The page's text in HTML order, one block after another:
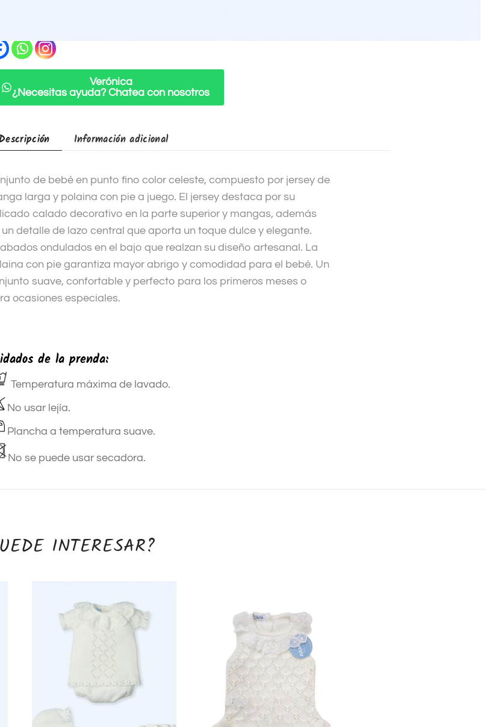
Verónica
¿Necesitas ayuda? Chatea con nosotros
Descripción Información adicional
de bebé en punto fino color celeste, compuesto por jersey de
larga y polaina con pie a juego. El jersey destaca por su
calado decorativo en la parte superior y mangas, además
detalle de lazo central que aporta un toque dulce y elegante.
ondulados en el bajo que realzan su diseño artesanal. La
con pie garantiza mayor abrigo y comodidad para el bebé. Un
suave, confortable y perfecto para los primeros meses o
ocasiones especiales.
de la prenda:
Temperatura máxima de lavado.
No usar lejía.
Plancha a temperatura suave.
No se puede usar secadora.
INTERESAR?